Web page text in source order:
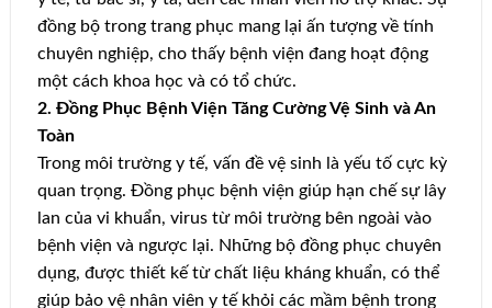
đồng bộ trong trang phục mang lại ấn tượng về tính
chuyên nghiệp, cho thấy bệnh viện đang hoạt động
một cách khoa học và có tổ chức.
2. Đồng Phục Bệnh Viện Tăng Cường Vệ Sinh và An
Toàn
Trong môi trường y tế, vấn đề vệ sinh là yếu tố cực kỳ
quan trọng. Đồng phục bệnh viện giúp hạn chế sự lây
lan của vi khuẩn, virus từ môi trường bên ngoài vào
bệnh viện và ngược lại. Những bộ đồng phục chuyên
dụng, được thiết kế từ chất liệu kháng khuẩn, có thể
giúp bảo vệ nhân viên y tế khỏi các mầm bệnh trong